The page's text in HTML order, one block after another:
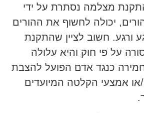
מצלמה נסתרת על ידי
יכולה לחשוף את ההורים
ורגע. חשוב לציין שהתקנת
על פי חוק והיא עלולה
כנגד אדם הפועל להצבת
אמצעי הקלטה המיועדים